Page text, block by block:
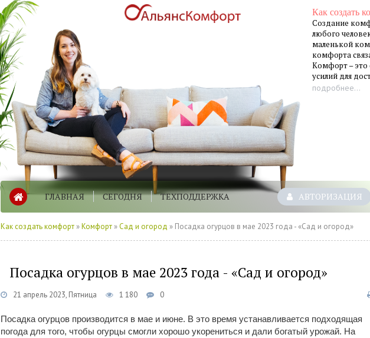
Как создать
Создание
любого
маленькой
комфорта
Комфорт – это
усилий для
подробнее...
ГЛАВНАЯ СЕГОДНЯ ТЕХПОДДЕРЖКА АВТОРИЗАЦИЯ
Как создать комфорт »Комфорт »Сад и огород » Посадка огурцов в мае 2023 года - «Сад и огород»
Посадка огурцов в мае 2023 года - «Сад и огород»
21 апрель 2023, Пятница 1 180 0
Посадка огурцов производится в мае и июне. В это время устанавливается подходящая
погода для того, чтобы огурцы смогли хорошо укорениться и дали богатый урожай. На